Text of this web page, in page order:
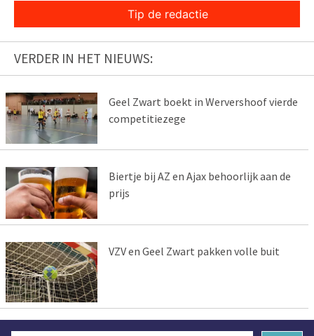
Tip de redactie
VERDER IN HET NIEUWS:
Geel Zwart boekt in Wervershoof vierde
competitiezege
Biertje bij AZ en Ajax behoorlijk aan de
prijs
VZV en Geel Zwart pakken volle buit